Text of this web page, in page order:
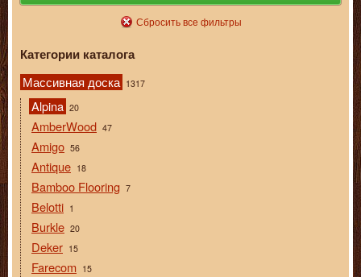
Сбросить все фильтры
Категории каталога
Массивная доска 1317
Alpina 20
AmberWood 47
Amigo 56
Antique 18
Bamboo Flooring 7
Belotti 1
Burkle 20
Deker 15
Farecom 15